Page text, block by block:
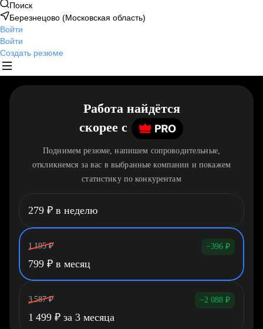
Поиск
Березнецово (Московская область)
Войти
Войти
Создать резюме
Работа найдётся
скорее c
Поднимем резюме, напишем сопроводительные,
откликнемся за вас в выбранные компании и покажем
статистику по конкурентам
279 ₽ в неделю
1 195 ₽ −396 ₽
799 ₽ в месяц
3 587 ₽ −2 088 ₽
1 499 ₽ за 3 месяца